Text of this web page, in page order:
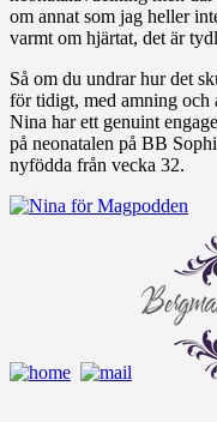
om annat som jag heller
varmt om hjärtat, det är
Så om du undrar hur det
för tidigt, med amning och
Nina har ett genuint
på neonatalen på BB
nyfödda från vecka 32.